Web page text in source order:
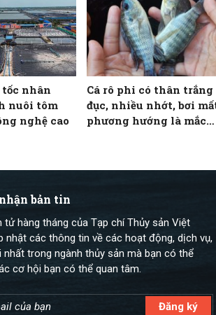
tốc nhân
nuôi tôm
nghệ cao
Cá rô phi có thân trắng
đục, nhiều nhớt, bơi
phương hướng là mắc
bản tin
tử hàng tháng của Tạp chí Thủy sản Việt
nhật các thông tin về các hoạt động, dịch vụ,
nhất trong ngành thủy sản mà bạn có thể
cơ hội bạn có thể quan tâm.